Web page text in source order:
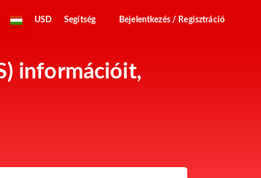
USD Segítség Bejelentkezés / Regisztráció
információit,